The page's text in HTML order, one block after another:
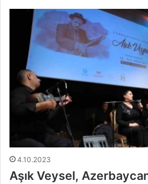
4.10.2023
Aşık Veysel,